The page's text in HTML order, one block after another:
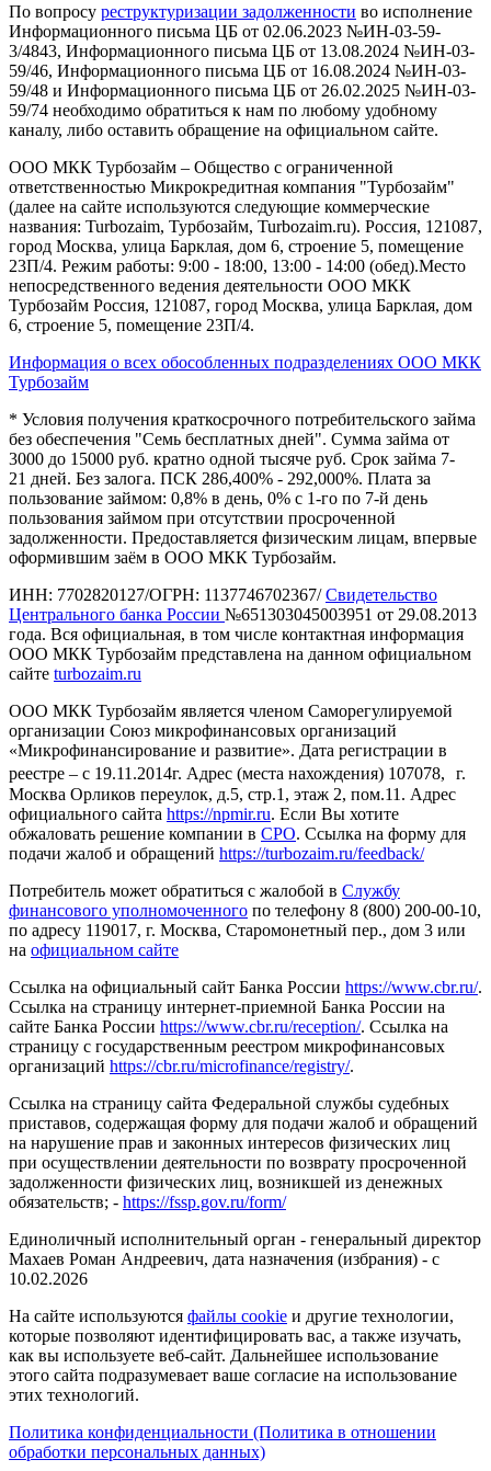
По вопросу реструктуризации задолженности во исполнение
Информационного письма ЦБ от 02.06.2023 №ИН-03-59-
3/4843, Информационного письма ЦБ от 13.08.2024 №ИН-03-
59/46, Информационного письма ЦБ от 16.08.2024 №ИН-03-
59/48 и Информационного письма ЦБ от 26.02.2025 №ИН-03-
59/74 необходимо обратиться к нам по любому удобному
каналу, либо оставить обращение на официальном сайте.
ООО МКК Турбозайм – Общество с ограниченной
ответственностью Микрокредитная компания "Турбозайм"
(далее на сайте используются следующие коммерческие
названия: Turbozaim, Турбозайм, Turbozaim.ru). Россия, 121087,
город Москва, улица Барклая, дом 6, строение 5, помещение
23П/4. Режим работы: 9:00 - 18:00, 13:00 - 14:00 (обед).Место
непосредственного ведения деятельности ООО МКК
Турбозайм Россия, 121087, город Москва, улица Барклая, дом
6, строение 5, помещение 23П/4.
Информация о всех обособленных подразделениях ООО МКК
Турбозайм
* Условия получения краткосрочного потребительского займа
без обеспечения "Семь бесплатных дней". Сумма займа от
3000 до 15000 руб. кратно одной тысяче руб. Срок займа 7-
21 дней. Без залога. ПСК 286,400% - 292,000%. Плата за
пользование займом: 0,8% в день, 0% с 1-го по 7-й день
пользования займом при отсутствии просроченной
задолженности. Предоставляется физическим лицам, впервые
оформившим заём в ООО МКК Турбозайм.
ИНН: 7702820127/ОГРН: 1137746702367/Свидетельство
Центрального банка России №651303045003951 от 29.08.2013
года. Вся официальная, в том числе контактная информация
ООО МКК Турбозайм представлена на данном официальном
сайте turbozaim.ru
ООО МКК Турбозайм является членом Саморегулируемой
организации Союз микрофинансовых организаций
«Микрофинансирование и развитие». Дата регистрации в
реестре – с 19.11.2014г. Адрес (места нахождения) 107078, г.
Москва Орликов переулок, д.5, стр.1, этаж 2, пом.11. Адрес
официального сайта https://npmir.ru. Если Вы хотите
обжаловать решение компании в СРО. Ссылка на форму для
подачи жалоб и обращений https://turbozaim.ru/feedback/
Потребитель может обратиться с жалобой в Службу
финансового уполномоченного по телефону 8 (800) 200-00-10,
по адресу 119017, г. Москва, Старомонетный пер., дом 3 или
на официальном сайте
Ссылка на официальный сайт Банка России https://www.cbr.ru/.
Ссылка на страницу интернет-приемной Банка России на
сайте Банка России https://www.cbr.ru/reception/. Ссылка на
страницу с государственным реестром микрофинансовых
организаций https://cbr.ru/microfinance/registry/.
Ссылка на страницу сайта Федеральной службы судебных
приставов, содержащая форму для подачи жалоб и обращений
на нарушение прав и законных интересов физических лиц
при осуществлении деятельности по возврату просроченной
задолженности физических лиц, возникшей из денежных
обязательств; - https://fssp.gov.ru/form/
Единоличный исполнительный орган - генеральный директор
Махаев Роман Андреевич, дата назначения (избрания) - с
10.02.2026
На сайте используются файлы cookie и другие технологии,
которые позволяют идентифицировать вас, а также изучать,
как вы используете веб-сайт. Дальнейшее использование
этого сайта подразумевает ваше согласие на использование
этих технологий.
Политика конфиденциальности (Политика в отношении
обработки персональных данных)